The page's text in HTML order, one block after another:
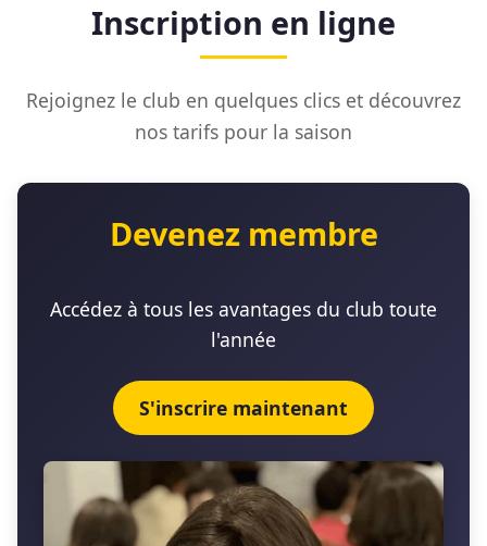
Inscription en ligne
Rejoignez le club en quelques clics et découvrez
nos tarifs pour la saison
Devenez membre
Accédez à tous les avantages du club toute
l'année
S'inscrire maintenant